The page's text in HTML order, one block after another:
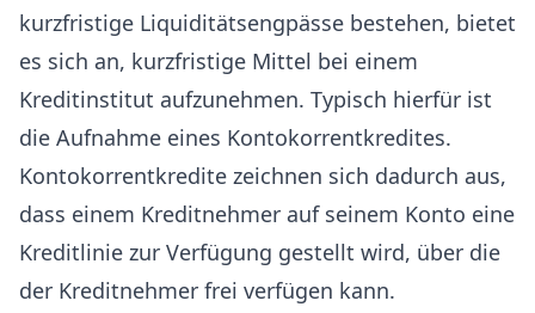
kurzfristige Liquiditätsengpässe bestehen, bietet
es sich an, kurzfristige Mittel bei einem
Kreditinstitut aufzunehmen. Typisch hierfür ist
die Aufnahme eines Kontokorrentkredites.
Kontokorrentkredite zeichnen sich dadurch aus,
dass einem Kreditnehmer auf seinem Konto eine
Kreditlinie zur Verfügung gestellt wird, über die
der Kreditnehmer frei verfügen kann.